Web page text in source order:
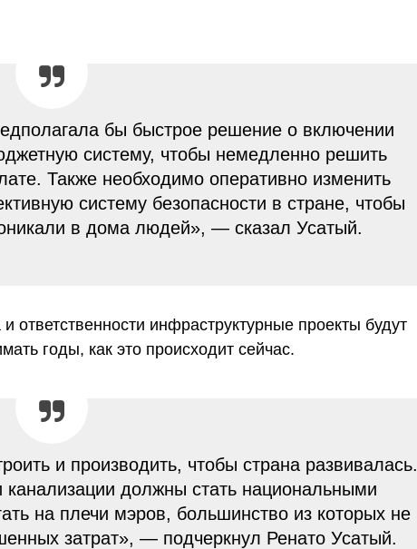
бы быстрое решение о включении
систему, чтобы немедленно решить
Также необходимо оперативно изменить
систему безопасности в стране, чтобы
в дома людей», — сказал Усатый.
ответственности инфраструктурные проекты будут
годы, как это происходит сейчас.
и производить, чтобы страна развивалась.
должны стать национальными
на плечи мэров, большинство из которых не
затрат», — подчеркнул Ренато Усатый.